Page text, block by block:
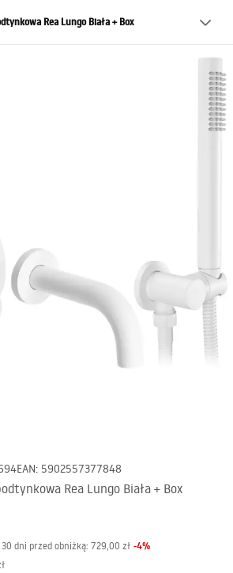
Rea Lungo Biała + Box
EAN: 5902557377848
Rea Lungo Biała + Box
dni przed obniżką: 729,00 zł -4%